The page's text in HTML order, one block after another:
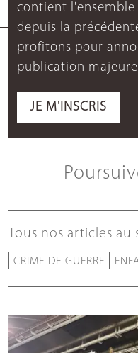
contient l'ensemble
depuis la
profitons pour
publication
JE M'INSCRIS
Tous nos articles au
CRIME DE GUERRE